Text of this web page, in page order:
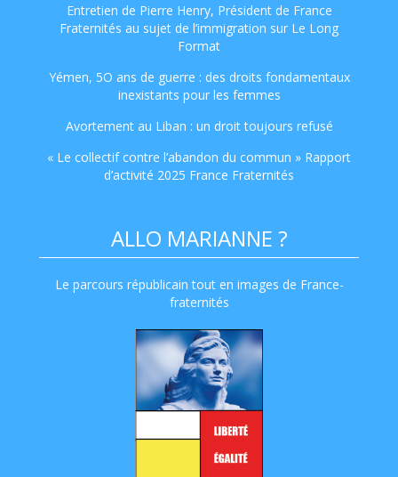
Entretien de Pierre Henry, Président de France
Fraternités au sujet de l’immigration sur Le Long
Format
Yémen, 5O ans de guerre : des droits fondamentaux
inexistants pour les femmes
Avortement au Liban : un droit toujours refusé
« Le collectif contre l’abandon du commun » Rapport
d’activité 2025 France Fraternités
ALLO MARIANNE ?
Le parcours républicain tout en images de France-
fraternités